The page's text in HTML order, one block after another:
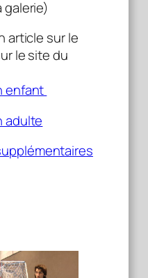
galerie)
article sur le
le site du
enfant
adulte